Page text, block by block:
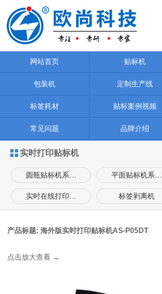
网站首页 贴标机
包装机 定制生产线
标签耗材 贴标案例视频
常见问题 品牌介绍
 实时打印贴标机
圆瓶贴标机系… 平面贴标机系…
实时在线打印… 标签剥离机
产品标题: 海外版实时打印贴标机AS-P05DT
点击放大查看 →